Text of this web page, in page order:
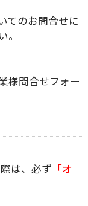
てのお問合せに
業様問合せフォー
は、必ず 「オ